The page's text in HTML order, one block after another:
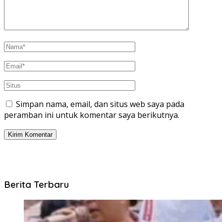
Simpan nama, email, dan situs web saya pada
peramban ini untuk komentar saya berikutnya.
Berita Terbaru